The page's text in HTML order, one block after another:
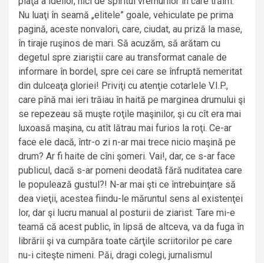
Nu luaţi în seamă „elitele” goale, vehiculate pe prima
pagină, aceste nonvalori, care, ciudat, au priză la mase,
în tiraje ruşinos de mari. Să acuzăm, să arătam cu
degetul spre ziariştii care au transformat canale de
informare în bordel, spre cei care se înfruptă nemeritat
din dulceaţa gloriei! Priviţi cu atenţie cotarlele V.I.P.,
care pînă mai ieri trăiau în haită pe marginea drumului şi
se repezeau să muşte roţile maşinilor, şi cu cît era mai
luxoasă maşina, cu atît lătrau mai furios la roţi. Ce-ar
face ele dacă, într-o zi n-ar mai trece nicio maşină pe
drum? Ar fi haite de cîni şomeri. Vai!, dar, ce s-ar face
publicul, dacă s-ar pomeni deodată fără nuditatea care
le populează gustul?! N-ar mai şti ce întrebuinţare să
dea vieţii, acestea fiindu-le măruntul sens al existenţei
lor, dar şi lucru manual al posturii de ziarist. Tare mi-e
teamă că acest public, în lipsă de altceva, va da fuga în
librării şi va cumpăra toate cărţile scriitorilor pe care
nu-i citeşte nimeni. Păi, dragi colegi, jurnalismul